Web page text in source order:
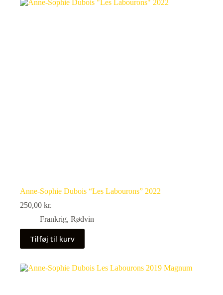
Anne-Sophie Dubois “Les Labourons” 2022
250,00 kr.
Frankrig, Rødvin
Tilføj til kurv